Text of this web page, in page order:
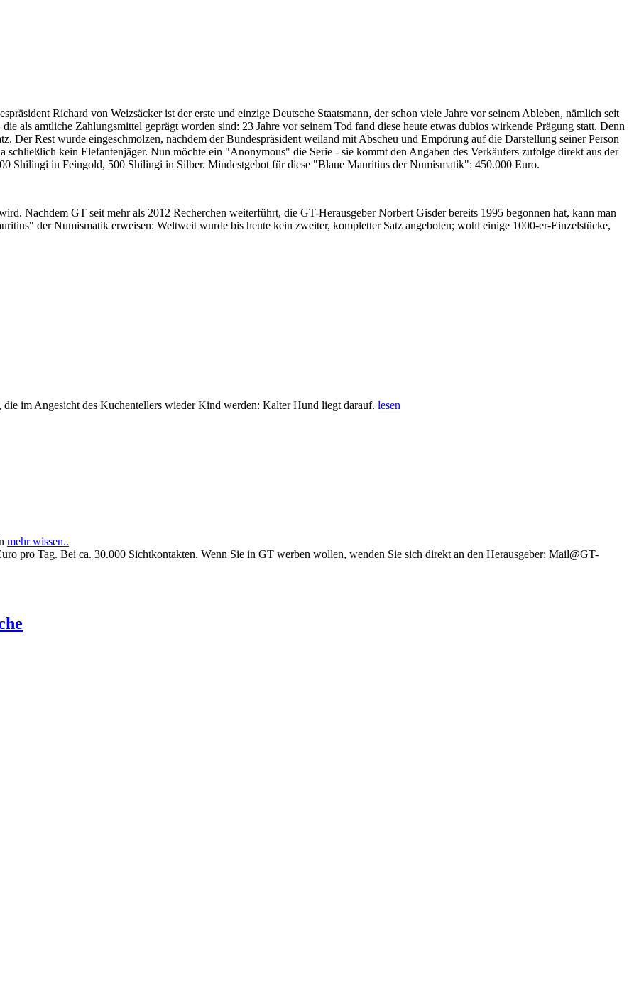
Richard von Weizsäcker ist der erste und einzige Deutsche Staatsmann, der schon viele Jahre vor seinem Ableben, nämlich seit
als amtliche Zahlungsmittel geprägt worden sind: 23 Jahre vor seinem Tod fand diese heute etwas dubios wirkende Prägung statt. Denn
Der Rest wurde eingeschmolzen, nachdem der Bundespräsident weiland mit Abscheu und Empörung auf die Darstellung seiner Person
schließlich kein Elefantenjäger. Nun möchte ein "Anonymous" die Serie - sie kommt den Angaben des Verkäufers zufolge direkt aus der
Shilingi in Feingold, 500 Shilingi in Silber. Mindestgebot für diese "Blaue Mauritius der Numismatik": 450.000 Euro.
Nachdem GT seit mehr als 2012 Recherchen weiterführt, die GT-Herausgeber Norbert Gisder bereits 1995 begonnen hat, kann man
der Numismatik erweisen: Weltweit wurde bis heute kein zweiter, kompletter Satz angeboten; wohl einige 1000-er-Einzelstücke,
im Angesicht des Kuchentellers wieder Kind werden: Kalter Hund liegt darauf. lesen
mehr wissen..
pro Tag. Bei ca. 30.000 Sichtkontakten. Wenn Sie in GT werben wollen, wenden Sie sich direkt an den Herausgeber: Mail@GT-